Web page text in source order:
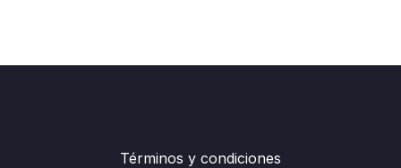
Términos y condiciones